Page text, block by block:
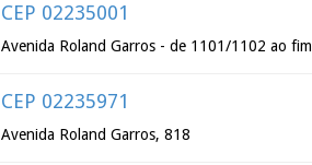
CEP 02235001
Avenida Roland Garros - de 1101/1102 ao fim
CEP 02235971
Avenida Roland Garros, 818